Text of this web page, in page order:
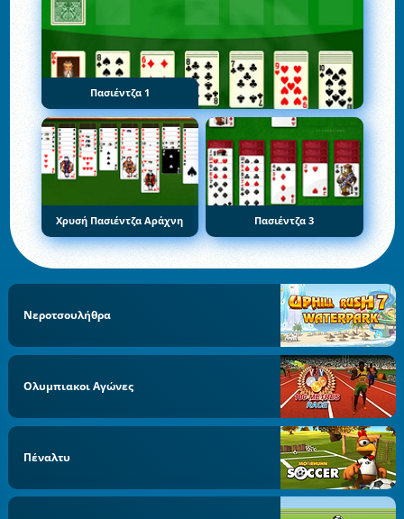
Πασιέντζα 1
Χρυσή Πασιέντζα Αράχνη Πασιέντζα 3
Νεροτσουλήθρα
Ολυμπιακοι Αγώνες
Πέναλτυ